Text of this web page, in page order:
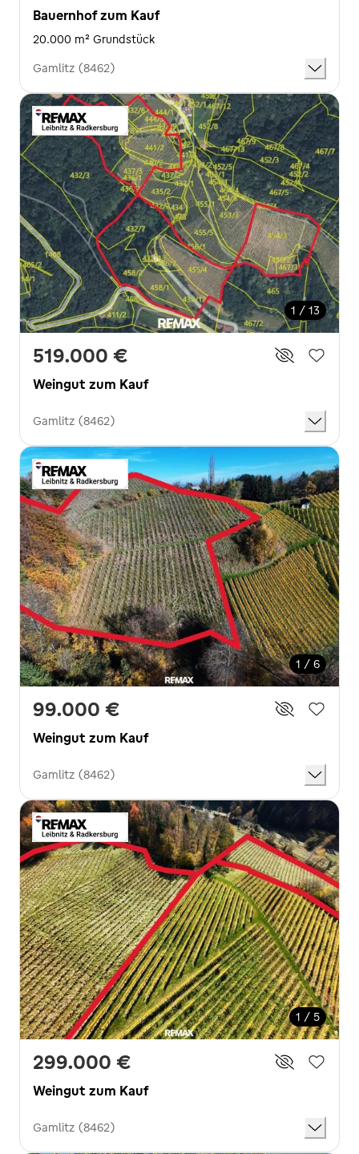
Bauernhof zum Kauf
20.000 m² Grundstück
Gamlitz (8462)
1 / 13
519.000 €
Weingut zum Kauf
Gamlitz (8462)
1 / 6
99.000 €
Weingut zum Kauf
Gamlitz (8462)
1 / 5
299.000 €
Weingut zum Kauf
Gamlitz (8462)